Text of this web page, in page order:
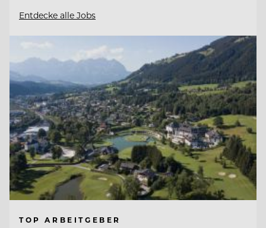
Entdecke alle Jobs
TOP ARBEITGEBER